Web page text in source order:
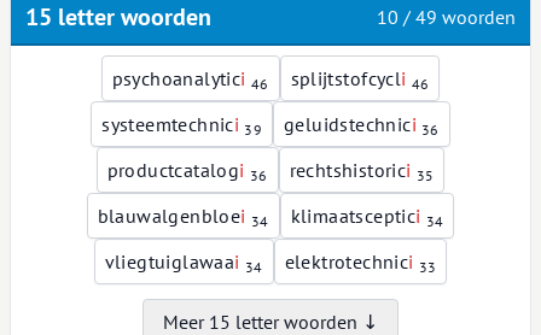
15 letter woorden 10 / 49 woorden
psychoanalytici 46 splijtstofcycli 46
systeemtechnici 39 geluidstechnici 36
productcatalogi 36 rechtshistorici 35
blauwalgenbloei 34 klimaatsceptici 34
vliegtuiglawaai 34 elektrotechnici 33
Meer 15 letter woorden ↓